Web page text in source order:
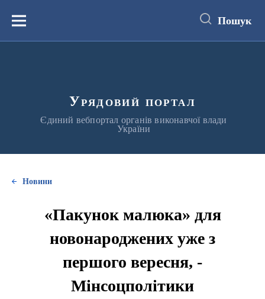
вмістуМеню Пошук
Урядовий портал
Єдиний вебпортал органів виконавчої влади
України
Новини
«Пакунок малюка» для
новонароджених уже з
першого вересня, -
Мінсоцполітики